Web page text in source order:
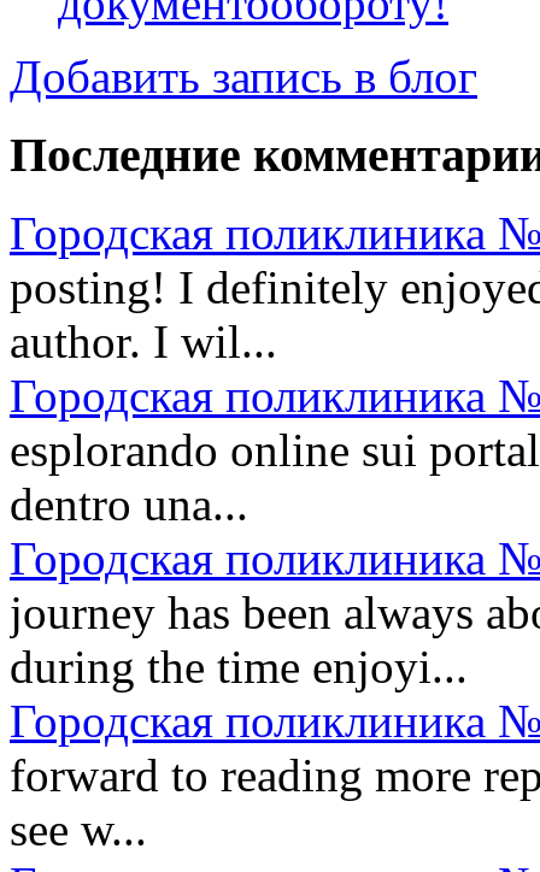
Добавить запись в блог
Последние
Городская поликлиника
posting! I definitely
author. I wil...
Городская поликлиника
esplorando online sui
dentro una...
Городская поликлиника
journey has been always
during the time enjoyi...
Городская поликлиника
forward to reading more
see w...